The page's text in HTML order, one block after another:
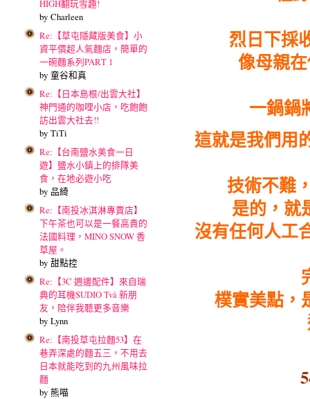
HIGH翻玩雪趣!
by Charleen
Re:【草屯隱藏版美食】小
資平價超人氣麵店，簡單的
一碗麵系列PART 1
by 童谷和真
Re:【日本島根/出雲大社】
神門通的咖哩小店，吃飽飽
訪出雲大社去!!
by TiTi
Re:【台南鹽水美食一日
遊】鹽水小鎮上的排隊美
食，在地必遊小吃
by 品綺
Re:【南投冰淇淋專賣店】
下午茶也可以是一餐高貴的
法國料理，MINO SNOW 香
草屋。
by 甜點控
Re:【3C 週邊配件】來自瑞
典的耳機SUDIO Två 新朋
友，陪伴我聽更多音樂
by Lynn
Re:【南投草屯拉麵53】在
巷弄深處的麵五三，不用去
日本就能吃到的九州風味拉
麵
by 熊喵
烈日下採
像母親
一鍋鍋
這就是我們用
技術不難
是的，就
沒有任何人工
樸實美點，